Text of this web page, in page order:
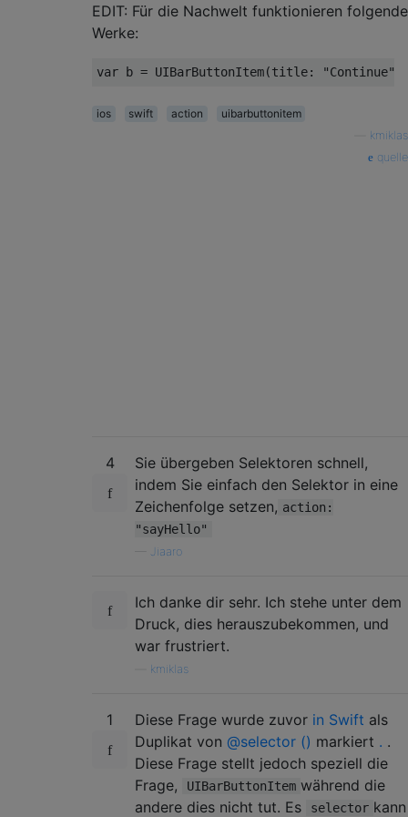
EDIT: Für die Nachwelt funktionieren folgende
Werke:
var b = UIBarButtonItem(title: "Continue"
ios swift action
uibarbuttonitem
kmiklas
quelle
4
Sie übergeben Selektoren schnell,
indem Sie einfach den Selektor in eine
Zeichenfolge setzen, action:
"sayHello"
Jiaaro
Ich danke dir sehr. Ich stehe unter dem
Druck, dies herauszubekommen, und
war frustriert.
kmiklas
1 Diese Frage wurde zuvor in Swift als
Duplikat von @selector () markiert . .
Diese Frage stellt jedoch speziell die
Frage,
UIBarButtonItem während die
andere dies nicht tut. Es
selector kann